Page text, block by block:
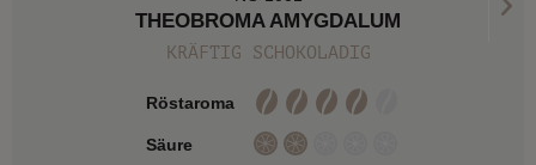
THEOBROMA AMYGDALUM
KRÄFTIG SCHOKOLADIG
Röstaroma
Säure